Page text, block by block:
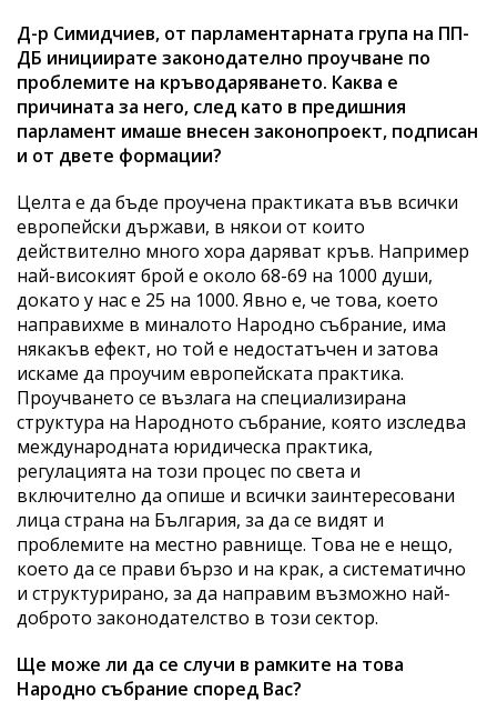
Д-р Симидчиев, от парламентарната група на ПП-
ДБ инициирате законодателно проучване по
проблемите на кръводаряването. Каква е
причината за него, след като в предишния
парламент имаше внесен законопроект, подписан
и от двете формации?
Целта е да бъде проучена практиката във всички
европейски държави, в някои от които
действително много хора даряват кръв. Например
най-високият брой е около 68-69 на 1000 души,
докато у нас е 25 на 1000. Явно е, че това, което
направихме в миналото Народно събрание, има
някакъв ефект, но той е недостатъчен и затова
искаме да проучим европейската практика.
Проучването се възлага на специализирана
структура на Народното събрание, която изследва
международната юридическа практика,
регулацията на този процес по света и
включително да опише и всички заинтересовани
лица страна на България, за да се видят и
проблемите на местно равнище. Това не е нещо,
което да се прави бързо и на крак, а систематично
и структурирано, за да направим възможно най-
доброто законодателство в този сектор.
Ще може ли да се случи в рамките на това
Народно събрание според Вас?